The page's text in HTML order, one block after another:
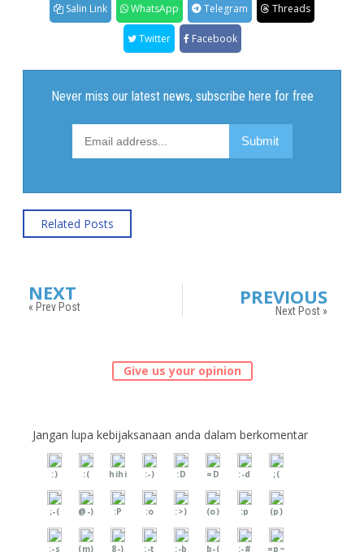
Salin Link WhatsApp Telegram Threads
Twitter Facebook
Related Posts
NEXT
« Prev Post PREVIOUS
Next Post »
Give us your opinion
Jangan lupa kebijaksanaan anda dalam berkomentar
:) :( hihi :-) :D =D :-d ;(
;-( @-) :P :o :>) (o) :p (p)
:-s (m) 8-) :-t :-b b-( :-# =p~